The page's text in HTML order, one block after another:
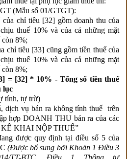
(Mẫu số 01/GTGT):
chỉ tiêu [32] gồm doanh thu của
thuế 10% và của cả những mặt
còn 8%;
chỉ tiêu [33] cũng gồm tiền thuế của
thuế 10% và của cả những mặt
còn 8%;
= [32] * 10% - Tổng số tiền thuế
lục
tính, tự trừ)
dịch vụ bán ra không tính thuế trên
hợp DOANH THU bán ra của các
KHAI NỘP THUẾ”
được quy định tại điều số 5 của
(Được bổ sung bởi Khoản 1 Điều 3